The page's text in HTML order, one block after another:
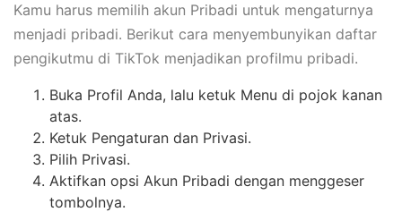
Kamu harus memilih akun Pribadi untuk mengaturnya
menjadi pribadi. Berikut cara menyembunyikan daftar
pengikutmu di TikTok menjadikan profilmu pribadi.
Buka Profil Anda, lalu ketuk Menu di pojok kanan
atas.
Ketuk Pengaturan dan Privasi.
Pilih Privasi.
Aktifkan opsi Akun Pribadi dengan menggeser
tombolnya.